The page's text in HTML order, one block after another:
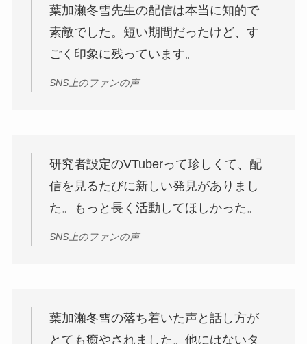
葉加瀬冬雪先生の配信は本当に知的で
素敵でした。短い期間だったけど、す
ごく印象に残っています。
SNS上のファンの声
研究者設定のVTuberって珍しくて、配
信を見るたびに新しい発見がありまし
た。もっと長く活動してほしかった。
SNS上のファンの声
葉加瀬冬雪の落ち着いた声と話し方が
とても癒やされました。他にはないタ